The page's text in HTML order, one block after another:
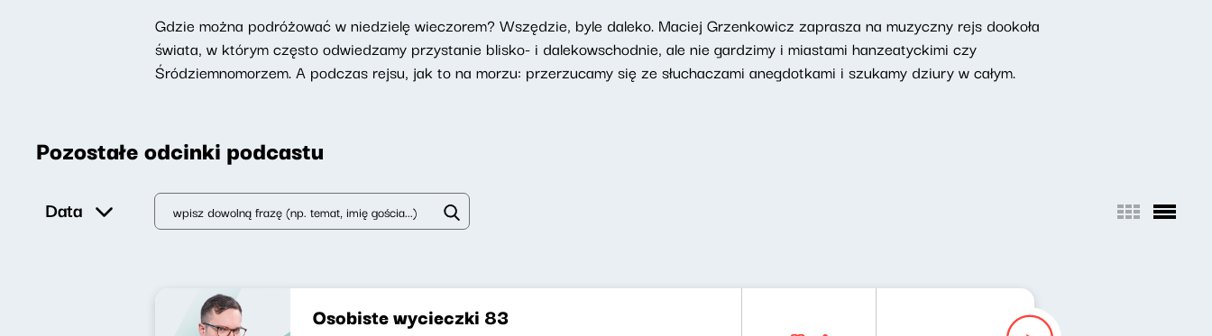
Gdzie można podróżować w niedzielę wieczorem? Wszędzie, byle daleko. Maciej Grzenkowicz zaprasza na muzyczny rejs dookoła
świata, w którym często odwiedzamy przystanie blisko- i dalekowschodnie, ale nie gardzimy i miastami hanzeatyckimi czy
Śródziemnomorzem. A podczas rejsu, jak to na morzu: przerzucamy się ze słuchaczami anegdotkami i szukamy dziury w całym.
Pozostałe odcinki podcastu
Data
Osobiste wycieczki 83